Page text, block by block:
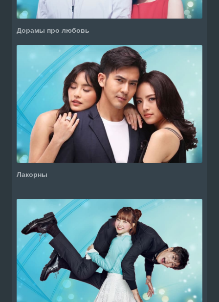
Дорамы про любовь
Лакорны